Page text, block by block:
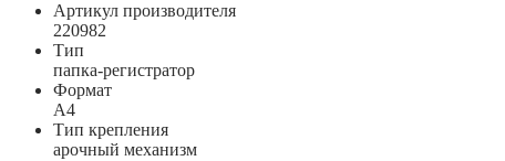
Артикул производителя
220982
Тип
папка-регистратор
Формат
А4
Тип крепления
арочный механизм